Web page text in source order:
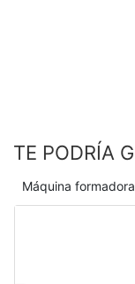
TE PODRÍA
Máquina